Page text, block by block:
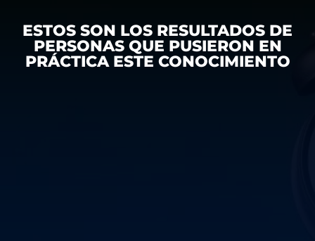
ESTOS SON LOS RESULTADOS DE
PERSONAS QUE PUSIERON EN
PRÁCTICA ESTE CONOCIMIENTO